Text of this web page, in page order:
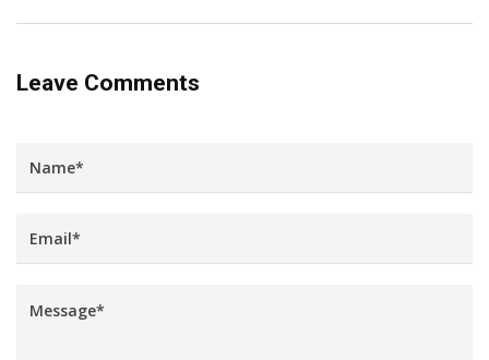
Leave Comments